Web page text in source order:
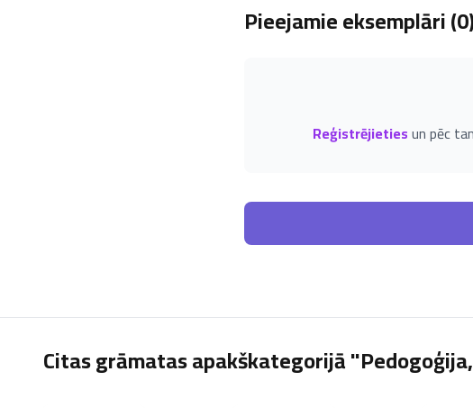
Pieejamie eksemplāri (0
Reģistrējietiesun pēc
Citas grāmatas apakškategorijā